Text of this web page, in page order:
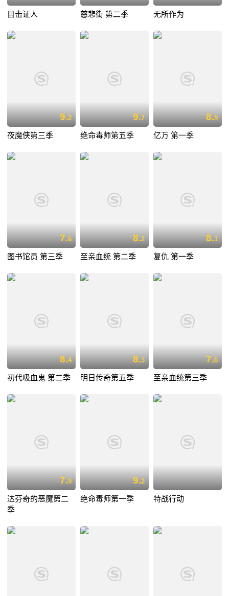
目击证人 慈悲街 第二季 无所作为
9.2
夜魔侠第三季
9.7
绝命毒师第五季
8.9
亿万 第一季
7.6
图书馆员 第三季
8.2
至亲血统 第二季
8.1
复仇 第一季
8.4
初代吸血鬼 第二季
8.3
明日传奇第五季
7.6
至亲血统第三季
7.9
达芬奇的恶魔第二
季
9.2
绝命毒师第一季 特战行动